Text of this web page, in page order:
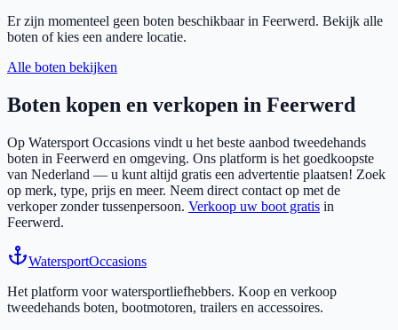
Er zijn momenteel geen boten beschikbaar in Feerwerd. Bekijk alle
boten of kies een andere locatie.
Alle boten bekijken
Boten kopen en verkopen in Feerwerd
Op Watersport Occasions vindt u het beste aanbod tweedehands
boten in Feerwerd en omgeving. Ons platform is het goedkoopste
van Nederland — u kunt altijd gratis een advertentie plaatsen! Zoek
op merk, type, prijs en meer. Neem direct contact op met de
verkoper zonder tussenpersoon. Verkoop uw boot gratis in
Feerwerd.
WatersportOccasions
Het platform voor watersportliefhebbers. Koop en verkoop
tweedehands boten, bootmotoren, trailers en accessoires.